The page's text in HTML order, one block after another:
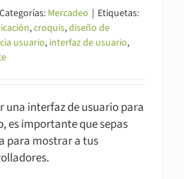
Categorías: Mercadeo | Etiquetas:
,croquis,diseño de
usuario, interfaz de usuario,
una interfaz de usuario para
es importante que sepas
para mostrar a tus